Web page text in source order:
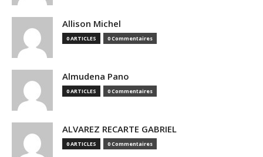
Allison Michel
0 ARTICLES 0 Commentaires
Almudena Pano
0 ARTICLES 0 Commentaires
ALVAREZ RECARTE GABRIEL
0 ARTICLES 0 Commentaires